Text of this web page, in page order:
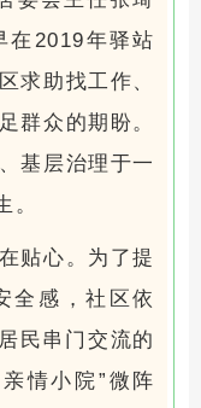
在2019年驿站
求助找工作、
群众的期盼。
基层治理于一
。
贴心。为了提
全感，社区依
民串门交流的
情小院”微阵